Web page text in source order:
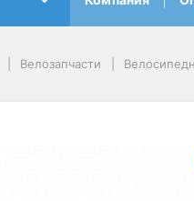
Велозапчасти